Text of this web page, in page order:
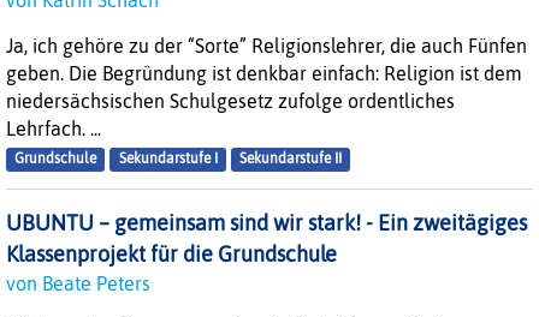
Ja, ich gehöre zu der “Sorte” Religionslehrer, die auch Fünfen
geben. Die Begründung ist denkbar einfach: Re­ligion ist dem
niedersächsischen Schulgesetz zufolge ordentliches
Lehrfach. ...
Grundschule Sekundarstufe I Sekundarstufe II
UBUNTU – gemeinsam sind wir stark! - Ein zweitägiges
Klassenprojekt für die Grundschule
von Beate Peters